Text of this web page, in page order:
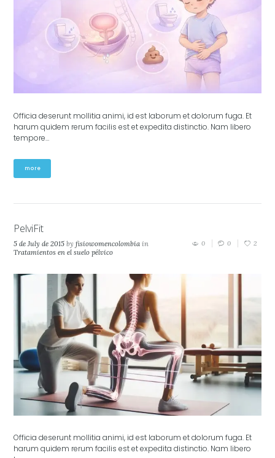
Officia deserunt mollitia animi, id est laborum et dolorum fuga. Et
harum quidem rerum facilis est et expedita distinctio. Nam libero
tempore…
more
PelviFit
5 de July de 2015 byfisiowomencolombia in
Tratamientos en el suelo pélvico
0 0 2
Officia deserunt mollitia animi, id est laborum et dolorum fuga. Et
harum quidem rerum facilis est et expedita distinctio. Nam libero